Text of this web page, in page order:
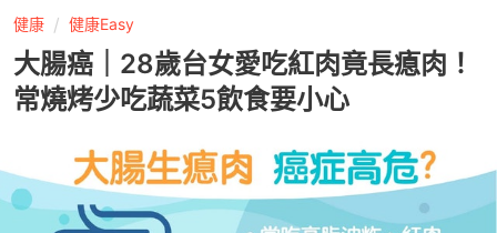
健康 健康Easy
大腸癌｜28歲台女愛吃紅肉竟長瘜肉！
常燒烤少吃蔬菜5飲食要小心